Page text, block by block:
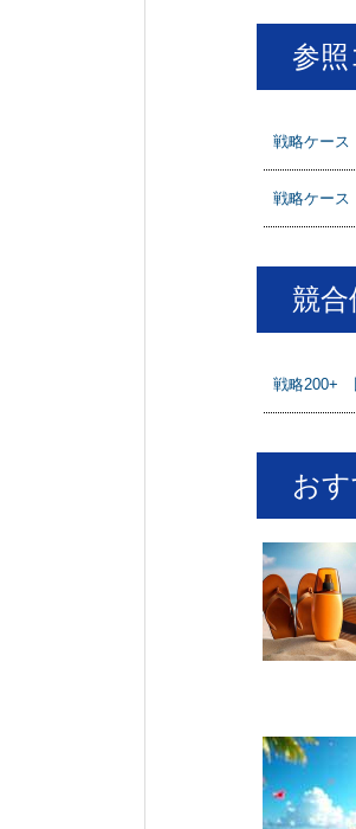
参
戦略ケース
戦略ケース
競合
戦略200+
お